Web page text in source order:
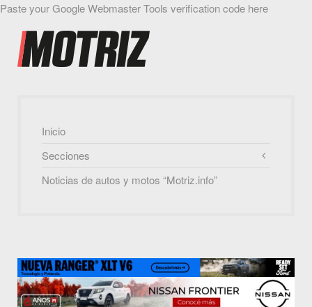
Paste your Google Webmaster Tools verification code here
Inicio
Secciones
Noticias de autos y motos “Motriz.info”